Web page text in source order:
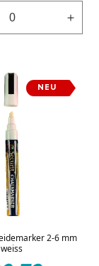
die
NEU
2-6 mm
weiss